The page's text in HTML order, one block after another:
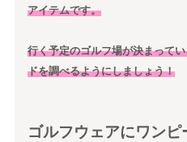
アイテムです。
行く予定のゴルフ場が決まって
ドを調べるようにしましょう！
ゴルフウェアにワン